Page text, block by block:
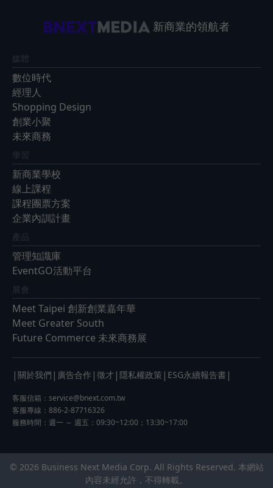
新商業的領航者
媒體
數位時代
經理人
Shopping Design
創業小聚
未來商務
學習
新商業學校
線上課程
課程團票方案
企業內訓計畫
產品
管理知識庫
EventGO活動平台
展會
Meet Taipei 創新創業嘉年華
Meet Greater South
Future Commerce 未來商務展
| 關於我們 | 廣告合作 | 徵才 | 隱私權政策 | ESG永續報告書 |
客服信箱： service@bnext.com.tw
客服專線：886-2-87716326
服務時間：週一 ～ 週五：09:30~12:00；13:30~17:00
© 2026 Business Next Media Corp. All Rights Reserved. 本網站
內容未經允許，不得轉載。